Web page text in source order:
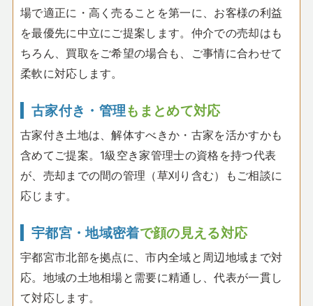
場で適正に・高く売ることを第一に、お客様の利益
を最優先に中立にご提案します。仲介での売却はも
ちろん、買取をご希望の場合も、ご事情に合わせて
柔軟に対応します。
古家付き・管理もまとめて対応
古家付き土地は、解体すべきか・古家を活かすかも
含めてご提案。1級空き家管理士の資格を持つ代表
が、売却までの間の管理（草刈り含む）もご相談に
応じます。
宇都宮・地域密着で顔の見える対応
宇都宮市北部を拠点に、市内全域と周辺地域まで対
応。地域の土地相場と需要に精通し、代表が一貫し
て対応します。